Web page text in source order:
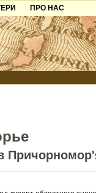
ПРО НАС
Контакти
Партнерам
Додати готель